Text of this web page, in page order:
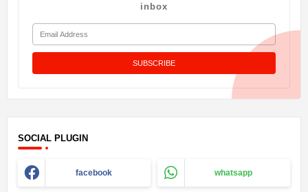
inbox
SOCIAL PLUGIN
facebook whatsapp